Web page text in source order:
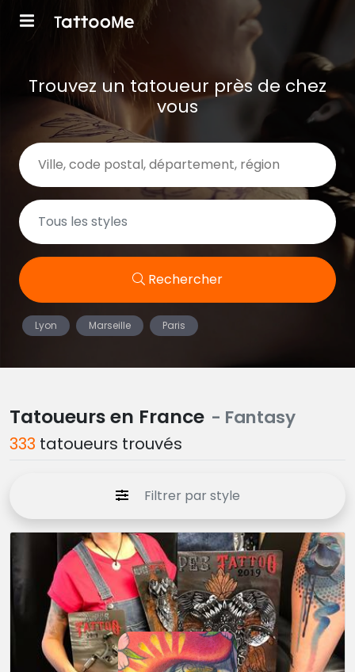
Trouvez un tatoueur près de chez
vous
Rechercher
Lyon Marseille Paris
Tatoueurs en France - Fantasy
333 tatoueurs trouvés
Filtrer par style